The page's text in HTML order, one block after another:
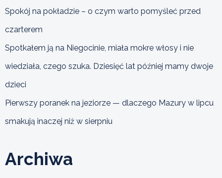
Spokój na pokładzie – o czym warto pomyśleć przed
czarterem
Spotkałem ją na Niegocinie, miała mokre włosy i nie
wiedziała, czego szuka. Dziesięć lat później mamy dwoje
dzieci
Pierwszy poranek na jeziorze — dlaczego Mazury w lipcu
smakują inaczej niż w sierpniu
Archiwa